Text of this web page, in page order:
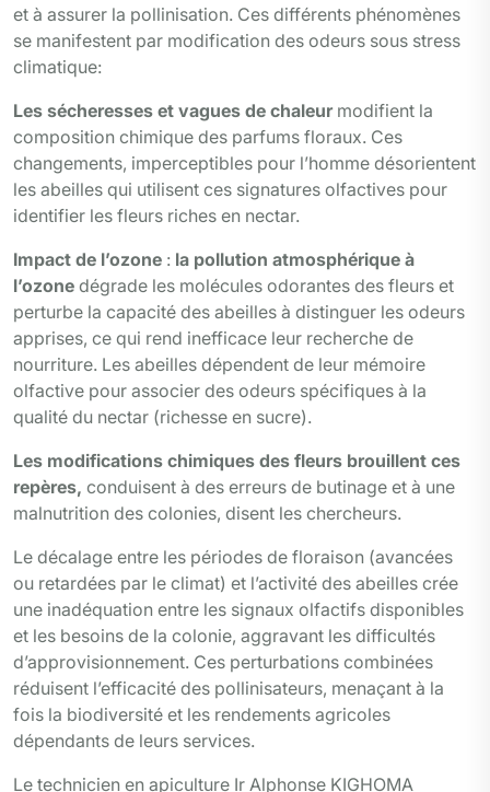
et à assurer la pollinisation. Ces différents phénomènes
se manifestent par modification des odeurs sous stress
climatique:
Les sécheresses et vagues de chaleur modifient la
composition chimique des parfums floraux. Ces
changements, imperceptibles pour l’homme désorientent
les abeilles qui utilisent ces signatures olfactives pour
identifier les fleurs riches en nectar.
Impact de l’ozone : la pollution atmosphérique à
l’ozone dégrade les molécules odorantes des fleurs et
perturbe la capacité des abeilles à distinguer les odeurs
apprises, ce qui rend inefficace leur recherche de
nourriture. Les abeilles dépendent de leur mémoire
olfactive pour associer des odeurs spécifiques à la
qualité du nectar (richesse en sucre).
Les modifications chimiques des fleurs brouillent ces
repères, conduisent à des erreurs de butinage et à une
malnutrition des colonies, disent les chercheurs.
Le décalage entre les périodes de floraison (avancées
ou retardées par le climat) et l’activité des abeilles crée
une inadéquation entre les signaux olfactifs disponibles
et les besoins de la colonie, aggravant les difficultés
d’approvisionnement. Ces perturbations combinées
réduisent l’efficacité des pollinisateurs, menaçant à la
fois la biodiversité et les rendements agricoles
dépendants de leurs services.
Le technicien en apiculture Ir Alphonse KIGHOMA